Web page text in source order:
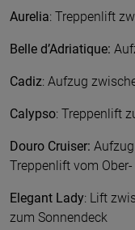
Aurelia: Treppenlift
Belle d’Adriatique:
Cadiz: Aufzug
Calypso: Treppenlift
Douro Cruiser:
Treppenlift vom
Elegant Lady: Lift
zum Sonnendeck